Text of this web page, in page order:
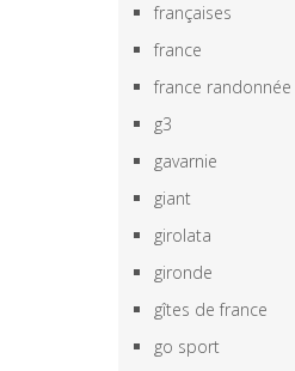
françaises
france
france randonnée
g3
gavarnie
giant
girolata
gironde
gîtes de france
go sport